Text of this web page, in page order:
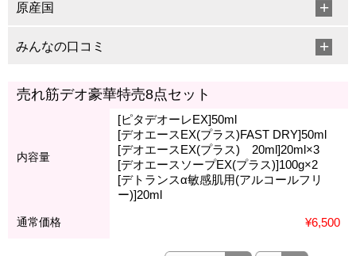
原産国
みんなの口コミ
売れ筋デオ豪華特売8点セット
内容量
[ピタデオーレEX]50ml
[デオエースEX(プラス)FAST DRY]50ml
[デオエースEX(プラス) 20ml]20ml×3
[デオエースソープEX(プラス)]100g×2
[デトランスα敏感肌用(アルコールフリ
ー)]20ml
通常価格 ¥6,500